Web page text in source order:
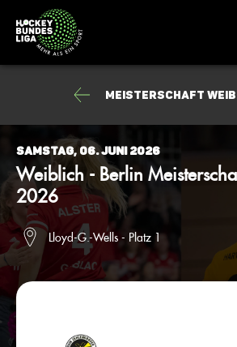
Meisterschaft
Samstag, 06. Juni 2026
Weiblich - Berlin
2026
Lloyd-G.-Wells - Platz 1